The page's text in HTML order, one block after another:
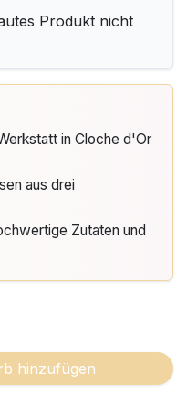
Produkt nicht
in Cloche d'Or
aus drei
Zutaten und
hinzufügen